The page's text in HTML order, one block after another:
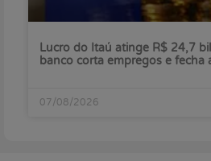
Lucro do Itaú atinge R$ 24,7
banco corta empregos e fecha
07/08/2026